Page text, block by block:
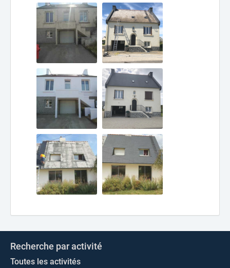
Recherche par activité
Toutes les activités